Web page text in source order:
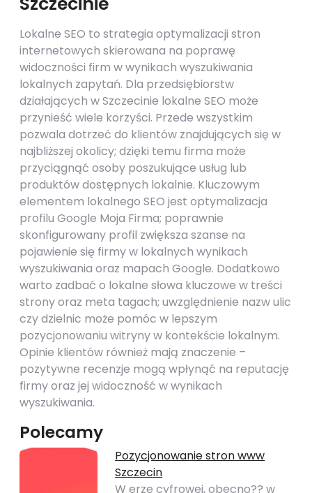
Lokalne SEO to strategia optymalizacji stron
internetowych skierowana na poprawę
widoczności firm w wynikach wyszukiwania
lokalnych zapytań. Dla przedsiębiorstw
działających w Szczecinie lokalne SEO może
przynieść wiele korzyści. Przede wszystkim
pozwala dotrzeć do klientów znajdujących się w
najbliższej okolicy; dzięki temu firma może
przyciągnąć osoby poszukujące usług lub
produktów dostępnych lokalnie. Kluczowym
elementem lokalnego SEO jest optymalizacja
profilu Google Moja Firma; poprawnie
skonfigurowany profil zwiększa szanse na
pojawienie się firmy w lokalnych wynikach
wyszukiwania oraz mapach Google. Dodatkowo
warto zadbać o lokalne słowa kluczowe w treści
strony oraz meta tagach; uwzględnienie nazw ulic
czy dzielnic może pomóc w lepszym
pozycjonowaniu witryny w kontekście lokalnym.
Opinie klientów również mają znaczenie –
pozytywne recenzje mogą wpłynąć na reputację
firmy oraz jej widoczność w wynikach
wyszukiwania.
Polecamy
Pozycjonowanie stron www
Szczecin
W erze cyfrowej, obecno?? w